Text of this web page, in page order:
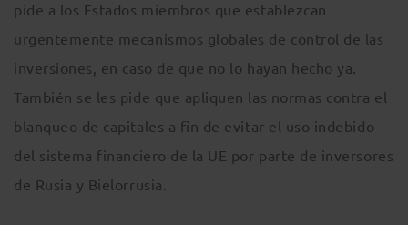
pide a los Estados miembros que establezcan
urgentemente mecanismos globales de control de las
inversiones, en caso de que no lo hayan hecho ya.
También se les pide que apliquen las normas contra el
blanqueo de capitales a fin de evitar el uso indebido
del sistema financiero de la UE por parte de inversores
de Rusia y Bielorrusia.